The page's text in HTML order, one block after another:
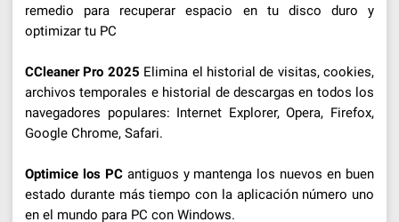
remedio para recuperar espacio en tu disco duro y
optimizar tu PC
CCleaner Pro 2025 Elimina el historial de visitas, cookies,
archivos temporales e historial de descargas en todos los
navegadores populares: Internet Explorer, Opera, Firefox,
Google Chrome, Safari.
Optimice los PCantiguos y mantenga los nuevos en buen
estado durante más tiempo con la aplicación número uno
en el mundo para PC con Windows.